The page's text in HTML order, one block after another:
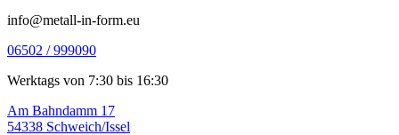
info@metall-in-form.eu
06502 / 999090
Werktags von 7:30 bis 16:30
Am Bahndamm 17
54338 Schweich/Issel